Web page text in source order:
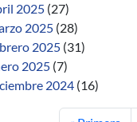
2025 (27)
2025 (28)
2025 (31)
2025 (7)
2024 (16)